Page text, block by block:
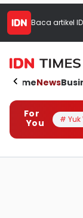
Baca artikel
HomeNews
For
You
# Yuk